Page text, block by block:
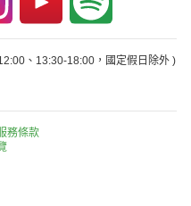
、13:30-18:00，國定假日除外 )
務條款